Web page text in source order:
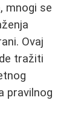
mnogi se
Ovaj
tražiti
pravilnog